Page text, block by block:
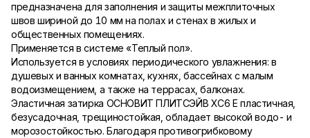
предназначена для заполнения и защиты межплиточных
швов шириной до 10 мм на полах и стенах в жилых и
общественных помещениях.
Применяется в системе «Теплый пол».
Используется в условиях периодического увлажнения: в
душевых и ванных комнатах, кухнях, бассейнах с малым
водоизмещением, а также на террасах, балконах.
Эластичная затирка ОСНОВИТ ПЛИТСЭЙВ ХС6 Е пластичная,
безусадочная, трещиностойкая, обладает высокой водо- и
морозостойкостью. Благодаря противогрибковому